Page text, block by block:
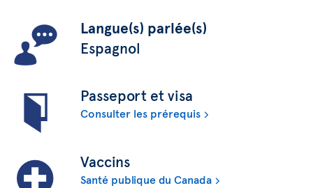
Langue(s) parlée(s)
Espagnol
Passeport et visa
Consulter les prérequis
Vaccins
Santé publique du Canada